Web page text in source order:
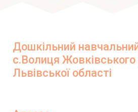
Дошкільний
с.Волиця Жовківського
Львівської області